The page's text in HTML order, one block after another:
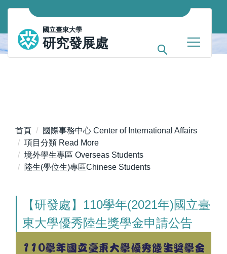
跳
主
內
國立臺東大學
研究發展處
首頁
國際事務中心 Center of International Affairs
項目分類 Read More
境外學生專區 Overseas Students
陸生(學位生)專區Chinese Students
【研發處】110學年(2021年)國立臺
東大學優秀陸生獎學金申請公告